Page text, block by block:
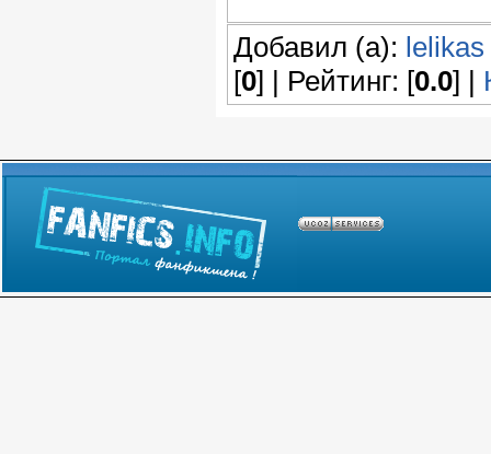
Добавил (а): lelikas
[0] | Рейтинг: [0.0] |